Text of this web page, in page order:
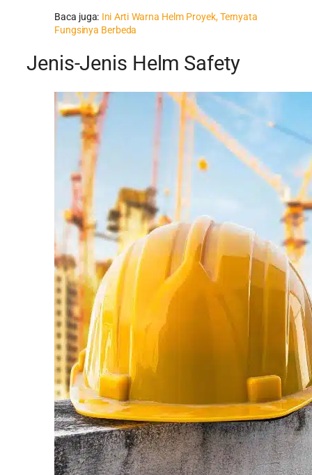
Baca juga: Ini Arti Warna Helm Proyek, Ternyata
Fungsinya Berbeda
Jenis-Jenis Helm Safety